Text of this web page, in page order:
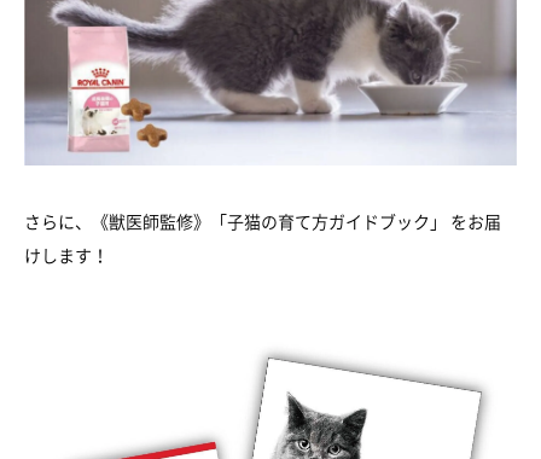
さらに、《獣医師監修》「子猫の育て方ガイドブック」 をお届
けします！